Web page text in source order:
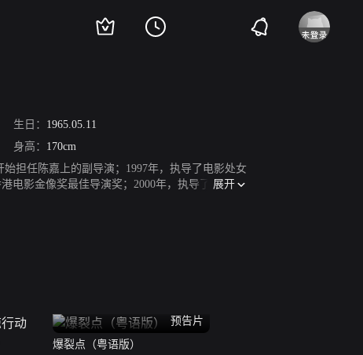
生日： 1965.05.11
身高： 170cm
担任陈嘉上的副导演；1997年，执导了电影处女
电影金像奖最佳导演奖；2000年，执导了黑色幽
年，拍摄了警匪片《证人》，该片在内地、香
最佳导演提名；2013年，因拍摄的动作电影
片入围第64届柏林国际电影节全景单元。
展开
预告片
爆裂点（粤语版）